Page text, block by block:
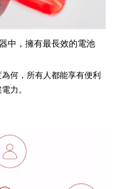
中，擁有最長效的電池
何，所有人都能享有便利
力。